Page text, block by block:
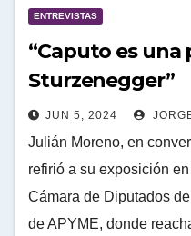
ENTREVISTAS
“Caputo es una
Sturzenegger”
JUN 5, 2024
Julián Moreno, en
refirió a su exposición
Cámara de Diputados
de APYME, donde